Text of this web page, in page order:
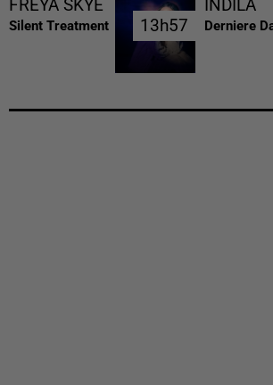
FREYA SKYE
Silent Treatment 13h57
13h57
INDILA
Derniere